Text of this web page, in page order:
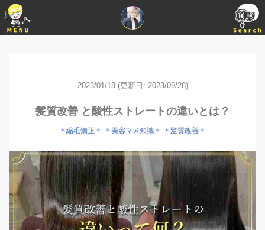
2023/01/18 (更新日: 2023/09/28)
髪質改善 と酸性ストレートの違いとは？
＊縮毛矯正＊ ＊美容マメ知識＊ ＊髪質改善＊